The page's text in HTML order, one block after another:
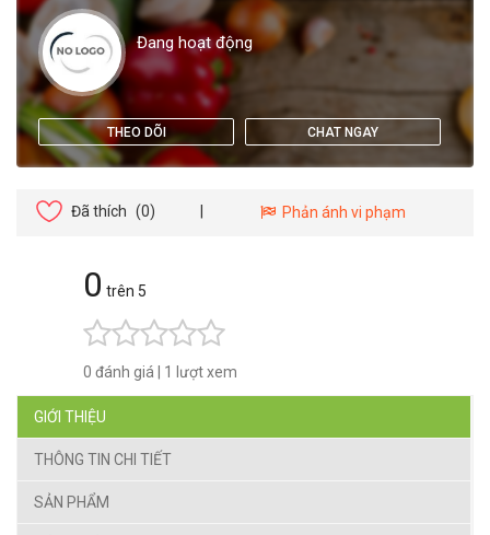
Đang hoạt động
THEO DÕI CHAT NGAY
Đã thích (0) Phản ánh vi phạm
0 trên 5
0 đánh giá 1 lượt xem
GIỚI THIỆU
THÔNG TIN CHI TIẾT
SẢN PHẨM